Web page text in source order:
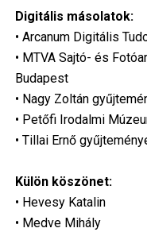
Digitális másolatok:
• Arcanum Digitális
• MTVA Sajtó- és
Budapest
• Nagy Zoltán
• Petőfi Irodalmi
• Tillai Ernő
Külön köszönet:
• Hevesy Katalin
• Medve Mihály